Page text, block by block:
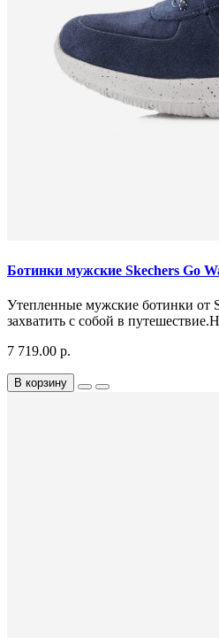
Ботинки мужские Skechers Go
Утепленные мужские ботинки от
захватить с собой в
7 719.00 р.
В корзину